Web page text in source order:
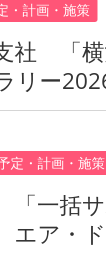
・計画・施策
社 「
リー
定・計画・施策
一括
ア・